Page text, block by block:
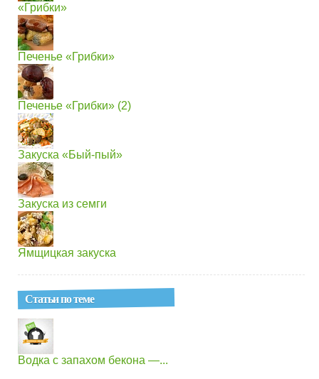
«Грибки»
Печенье «Грибки»
Печенье «Грибки» (2)
Закуска «Бый-пый»
Закуска из семги
Ямщицкая закуска
Статьи по теме
Водка с запахом бекона —...